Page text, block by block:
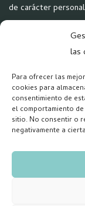
las
Para ofrecer las
cookies para
consentimiento de
el comportamiento
sitio. No consentir o
negativamente a
de carácter
Política Cookies
REDES